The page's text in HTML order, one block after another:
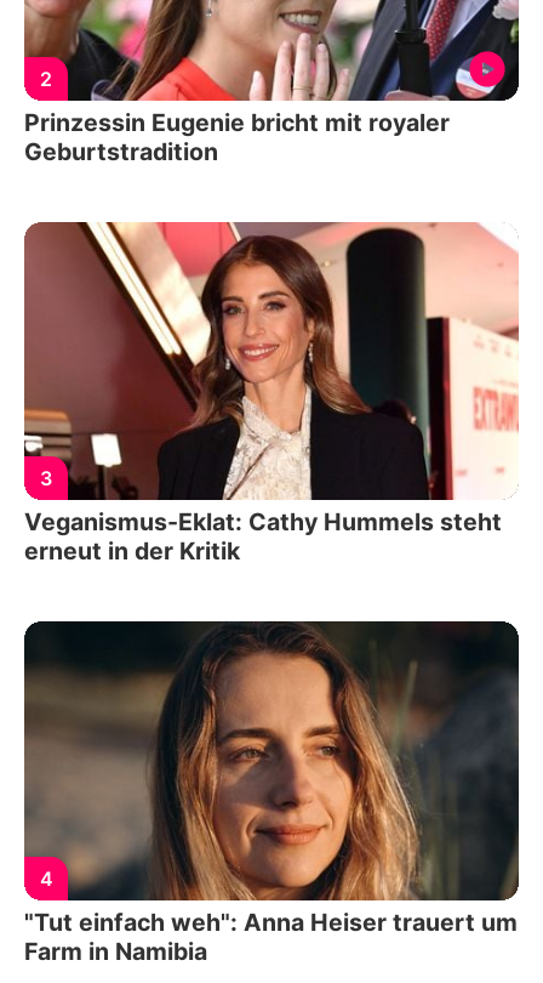
2
Prinzessin Eugenie bricht mit royaler
Geburtstradition
3
Veganismus-Eklat: Cathy Hummels steht
erneut in der Kritik
4
"Tut einfach weh": Anna Heiser trauert um
Farm in Namibia